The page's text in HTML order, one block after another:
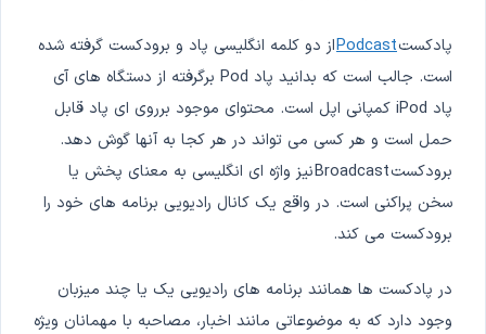
پادکستPodcastاز دو کلمه انگلیسی پاد و برودکست گرفته شده
است. جالب است که بدانید پاد Pod برگرفته از دستگاه های آی
پاد iPod کمپانی اپل است. محتوای موجود برروی ای پاد قابل
حمل است و هر کسی می تواند در هر کجا به آنها گوش دهد.
برودکست Broadcast نیز واژه ای انگلیسی به معنای پخش یا
سخن پراکنی است. در واقع یک کانال رادیویی برنامه های خود را
برودکست می کند.
در پادکست ها همانند برنامه های رادیویی یک یا چند میزبان
وجود دارد که به موضوعاتی مانند اخبار، مصاحبه با مهمانان ویژه